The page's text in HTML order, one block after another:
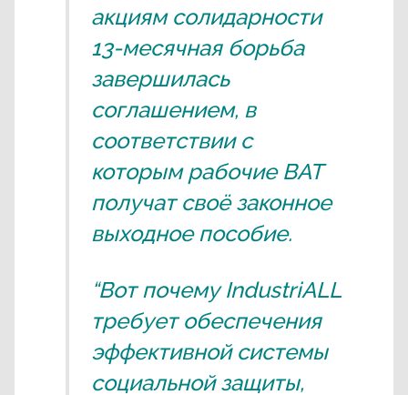
акциям солидарности
13-месячная борьба
завершилась
соглашением, в
соответствии с
которым рабочие BAT
получат своё законное
выходное пособие.
“Вот почему IndustriALL
требует обеспечения
эффективной системы
социальной защиты,